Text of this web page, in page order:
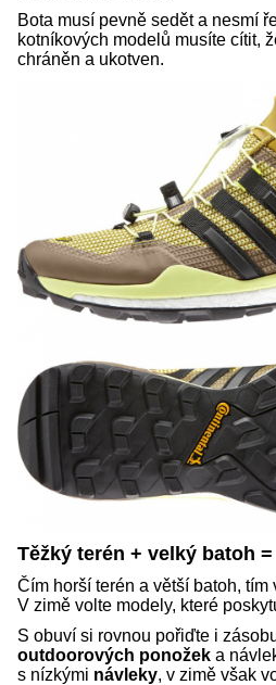
Bota musí pevně sedět a nesmí
kotníkových modelů musíte cítit,
chráněn a ukotven.
Těžký terén + velký batoh
Čím horší terén a větší batoh, tím
V zimě volte modely, které
S obuví si rovnou pořiďte i
outdoorových ponožek a
s nízkými návleky, v zimě však